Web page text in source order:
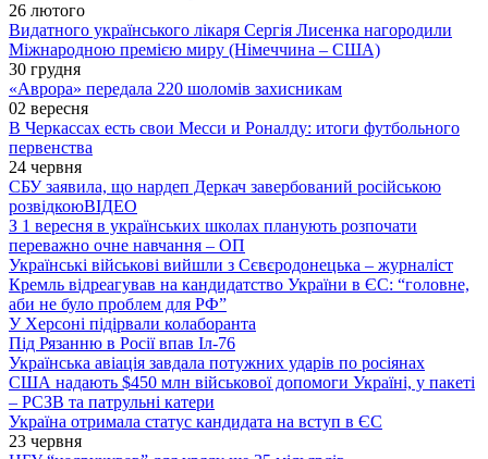
26 лютого
Видатного українського лікаря Сергія Лисенка нагородили
Міжнародною премією миру (Німеччина – США)
30 грудня
«Аврора» передала 220 шоломів захисникам
02 вересня
В Черкассах есть свои Месси и Роналду: итоги футбольного
первенства
24 червня
СБУ заявила, що нардеп Деркач завербований російською
розвідкоюВІДЕО
З 1 вересня в українських школах планують розпочати
переважно очне навчання – ОП
Українські військові вийшли з Сєвєродонецька – журналіст
Кремль відреагував на кандидатство України в ЄС: “головне,
аби не було проблем для РФ”
У Херсоні підірвали колаборанта
Під Рязанню в Росії впав Іл-76
Українська авіація завдала потужних ударів по росіянах
США надають $450 млн військової допомоги Україні, у пакеті
– РСЗВ та патрульні катери
Україна отримала статус кандидата на вступ в ЄС
23 червня